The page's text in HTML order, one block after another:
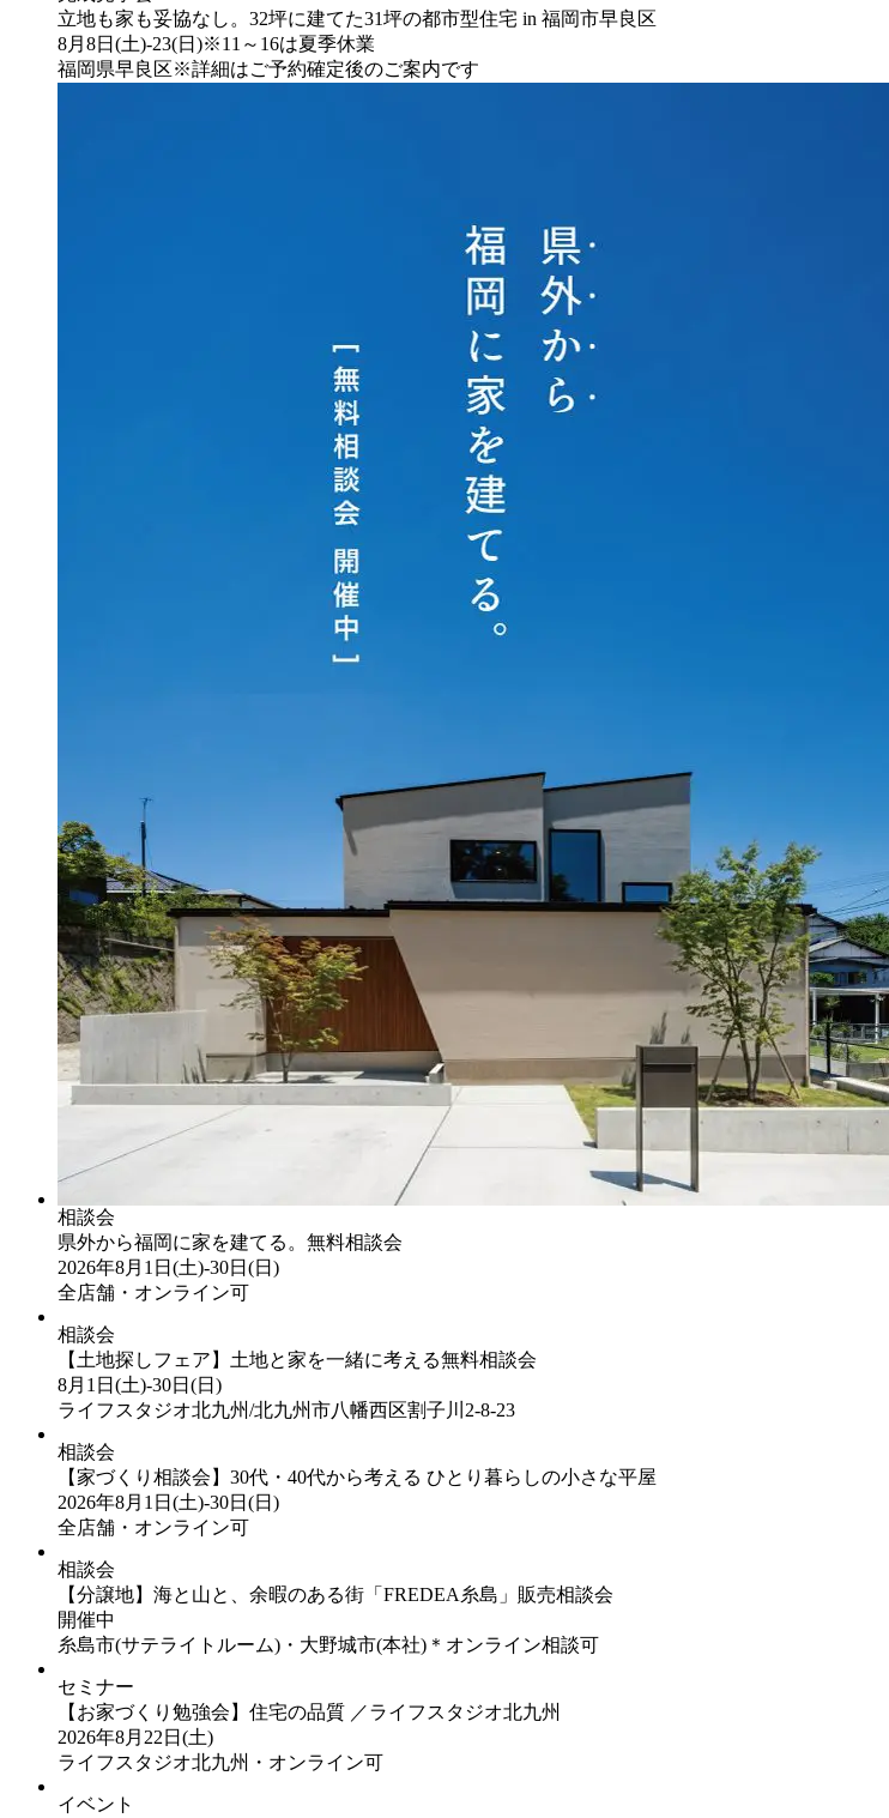
立地も家も妥協なし。32坪に建てた31坪の都市型住宅 in 福岡市早良区
8月8日(土)-23(日)※11～16は夏季休業
福岡県早良区※詳細はご予約確定後のご案内です
相談会
県外から福岡に家を建てる。無料相談会
2026年8月1日(土)-30日(日)
全店舗・オンライン可
相談会
【土地探しフェア】土地と家を一緒に考える無料相談会
8月1日(土)-30日(日)
ライフスタジオ北九州/北九州市八幡西区割子川2-8-23
相談会
【家づくり相談会】30代・40代から考える ひとり暮らしの小さな平屋
2026年8月1日(土)-30日(日)
全店舗・オンライン可
相談会
【分譲地】海と山と、余暇のある街「FREDEA糸島」販売相談会
開催中
糸島市(サテライトルーム)・大野城市(本社)＊オンライン相談可
セミナー
【お家づくり勉強会】住宅の品質 ／ライフスタジオ北九州
2026年8月22日(土)
ライフスタジオ北九州・オンライン可
イベント